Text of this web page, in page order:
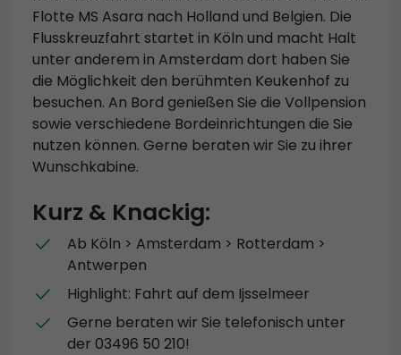
Flotte MS Asara nach Holland und Belgien. Die
Flusskreuzfahrt startet in Köln und macht Halt
unter anderem in Amsterdam dort haben Sie
die Möglichkeit den berühmten Keukenhof zu
besuchen. An Bord genießen Sie die Vollpension
sowie verschiedene Bordeinrichtungen die Sie
nutzen können. Gerne beraten wir Sie zu ihrer
Wunschkabine.
Kurz & Knackig:
Ab Köln > Amsterdam > Rotterdam >
Antwerpen
Highlight: Fahrt auf dem Ijsselmeer
Gerne beraten wir Sie telefonisch unter
der 03496 50 210!